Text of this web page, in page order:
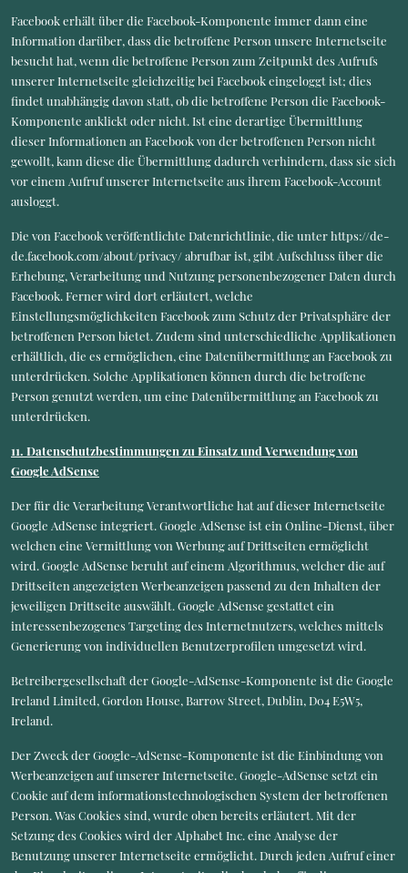
Facebook erhält über die Facebook-Komponente immer dann eine
Information darüber, dass die betroffene Person unsere Internetseite
besucht hat, wenn die betroffene Person zum Zeitpunkt des Aufrufs
unserer Internetseite gleichzeitig bei Facebook eingeloggt ist; dies
findet unabhängig davon statt, ob die betroffene Person die Facebook-
Komponente anklickt oder nicht. Ist eine derartige Übermittlung
dieser Informationen an Facebook von der betroffenen Person nicht
gewollt, kann diese die Übermittlung dadurch verhindern, dass sie sich
vor einem Aufruf unserer Internetseite aus ihrem Facebook-Account
ausloggt.
Die von Facebook veröffentlichte Datenrichtlinie, die unter https://de-
de.facebook.com/about/privacy/ abrufbar ist, gibt Aufschluss über die
Erhebung, Verarbeitung und Nutzung personenbezogener Daten durch
Facebook. Ferner wird dort erläutert, welche
Einstellungsmöglichkeiten Facebook zum Schutz der Privatsphäre der
betroffenen Person bietet. Zudem sind unterschiedliche Applikationen
erhältlich, die es ermöglichen, eine Datenübermittlung an Facebook zu
unterdrücken. Solche Applikationen können durch die betroffene
Person genutzt werden, um eine Datenübermittlung an Facebook zu
unterdrücken.
11. Datenschutzbestimmungen zu Einsatz und Verwendung von
Google AdSense
Der für die Verarbeitung Verantwortliche hat auf dieser Internetseite
Google AdSense integriert. Google AdSense ist ein Online-Dienst, über
welchen eine Vermittlung von Werbung auf Drittseiten ermöglicht
wird. Google AdSense beruht auf einem Algorithmus, welcher die auf
Drittseiten angezeigten Werbeanzeigen passend zu den Inhalten der
jeweiligen Drittseite auswählt. Google AdSense gestattet ein
interessenbezogenes Targeting des Internetnutzers, welches mittels
Generierung von individuellen Benutzerprofilen umgesetzt wird.
Betreibergesellschaft der Google-AdSense-Komponente ist die Google
Ireland Limited, Gordon House, Barrow Street, Dublin, D04 E5W5,
Ireland.
Der Zweck der Google-AdSense-Komponente ist die Einbindung von
Werbeanzeigen auf unserer Internetseite. Google-AdSense setzt ein
Cookie auf dem informationstechnologischen System der betroffenen
Person. Was Cookies sind, wurde oben bereits erläutert. Mit der
Setzung des Cookies wird der Alphabet Inc. eine Analyse der
Benutzung unserer Internetseite ermöglicht. Durch jeden Aufruf einer